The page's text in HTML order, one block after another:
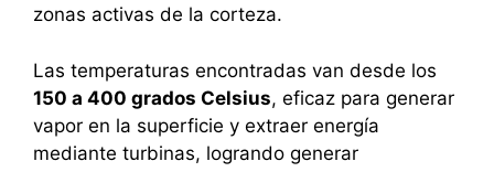
zonas activas de la corteza.
Las temperaturas encontradas van desde los
150 a 400 grados Celsius, eficaz para generar
vapor en la superficie y extraer energía
mediante turbinas, logrando generar